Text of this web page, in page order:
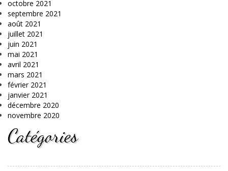
octobre 2021
septembre 2021
août 2021
juillet 2021
juin 2021
mai 2021
avril 2021
mars 2021
février 2021
janvier 2021
décembre 2020
novembre 2020
Catégories